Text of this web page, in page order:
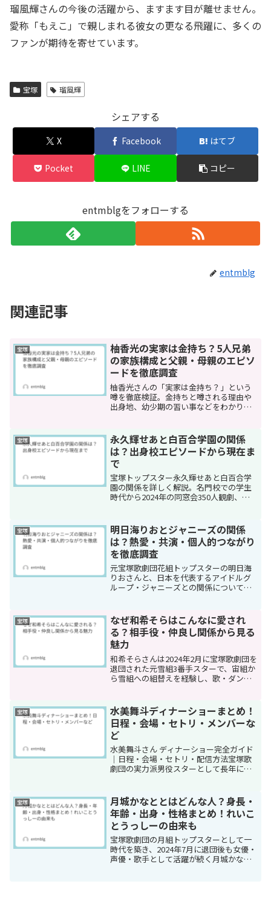
瑠風輝さんの今後の活躍から、ますます目が離せません。
愛称「もえこ」で親しまれる彼女の更なる飛躍に、多くの
ファンが期待を寄せています。
宝塚 瑠風輝
シェアする
X Facebook はてブ
Pocket LINE コピー
entmblgをフォローする
entmblg
関連記事
宝塚
柚香光の実家は金持ち？5人兄弟
の家族構成と父親・母親のエピソ
ードを徹底調査
柚香光さんの「実家は金持ち？」という
噂を徹底検証。金持ちと噂される理由や
出身地、幼少期の習い事などをわかりや
宝塚
永久輝せあと白百合学園の関係
は？出身校エピソードから現在ま
で
宝塚トップスター永久輝せあと白百合学
園の関係を詳しく解説。名門校での学生
時代から2024年の同窓会350人観劇、
宝塚
明日海りおとジャニーズの関係
は？熱愛・共演・個人的つながり
を徹底調査
元宝塚歌劇団花組トップスターの明日海
りおさんと、日本を代表するアイドルグ
ループ・ジャニーズとの関係について気
の？」「共演したことはあるの？」「個
人的なつながりはあるの？」そ...
宝塚
なぜ和希そらはこんなに愛され
る？相手役・仲良し関係から見る
魅力
和希そらさんは2024年2月に宝塚歌劇団を
退団された元雪組3番手スターで、宙組か
ら雪組への組替えを経験し、歌・ダン
は舞台女優として活動されている和希さ
んですが、宝塚時代...
宝塚
水美舞斗ディナーショーまとめ！
日程・会場・セトリ・メンバーな
ど
水美舞斗さん ディナーショー完全ガイド
｜日程・会場・セトリ・配信方法宝塚歌
劇団の実力派男役スターとして長年にわ
圧倒的なダンス力と表現力で観客を魅了
し続けています。水美舞...
宝塚
月城かなととはどんな人？身長・
年齢・出身・性格まとめ！れいこ
とうっしーの由来も
宝塚歌劇団の月組トップスターとして一
時代を築き、2024年7月に退団後も女優・
声優・歌手として活躍が続く月城かなと